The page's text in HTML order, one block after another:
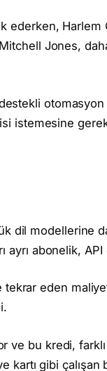
ederken,
Jones,
istemesine
dil modellerine
abonelik,
eden
ve bu kredi,
kartı gibi